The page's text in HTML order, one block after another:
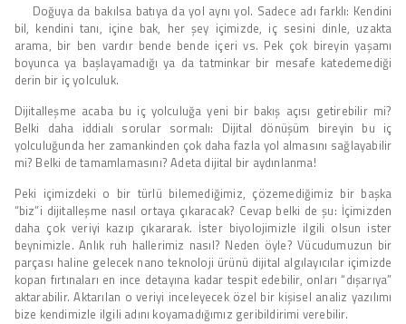
Doğuya da bakılsa batıya da yol aynı yol. Sadece adı farklı: Kendini
bil, kendini tanı, içine bak, her şey içimizde, iç sesini dinle, uzakta
arama, bir ben vardır bende bende içeri vs. Pek çok bireyin yaşamı
boyunca ya başlayamadığı ya da tatminkar bir mesafe katedemediği
derin bir iç yolculuk.
Dijitalleşme acaba bu iç yolculuğa yeni bir bakış açısı getirebilir mi?
Belki daha iddialı sorular sormalı: Dijital dönüşüm bireyin bu iç
yolculuğunda her zamankinden çok daha fazla yol almasını sağlayabilir
mi? Belki de tamamlamasını? Adeta dijital bir aydınlanma!
Peki içimizdeki o bir türlü bilemediğimiz, çözemediğimiz bir başka
“biz”i dijitalleşme nasıl ortaya çıkaracak? Cevap belki de şu: İçimizden
daha çok veriyi kazıp çıkararak. İster biyolojimizle ilgili olsun ister
beynimizle. Anlık ruh hallerimiz nasıl? Neden öyle? Vücudumuzun bir
parçası haline gelecek nano teknoloji ürünü dijital algılayıcılar içimizde
kopan fırtınaları en ince detayına kadar tespit edebilir, onları “dışarıya”
aktarabilir. Aktarılan o veriyi inceleyecek özel bir kişisel analiz yazılımı
bize kendimizle ilgili adını koyamadığımız geribildirimi verebilir.